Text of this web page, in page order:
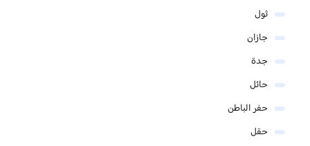
ثول
جازان
جدة
حائل
حفر الباطن
حقل